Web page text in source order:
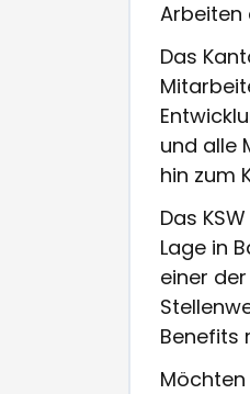
Arbeiten
Das
und alle
hin zum
Das
Lage in
einer
Benefits